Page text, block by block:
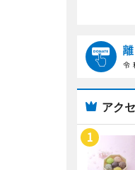
アク